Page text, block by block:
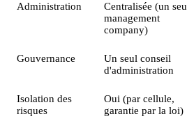
Administration
Centralisée (un
management
company)
Gouvernance
Un seul conseil
d'administration
Isolation des
risques
Oui (par cellule,
garantie par la loi)